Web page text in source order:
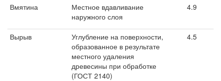
Вмятина
Местное вдавливание
наружного слоя
4.9
Вырыв
Углубление на поверхности,
образованное в результате
местного удаления
древесины при обработке
(ГОСТ 2140)
4.5